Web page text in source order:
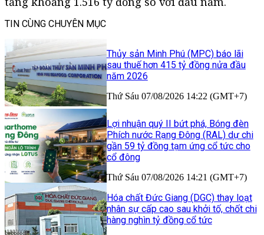
TIN CÙNG CHUYÊN MỤC
Thủy sản Minh Phú (MPC) báo lãi
sau thuế hơn 415 tỷ đồng nửa đầu
năm 2026
Thứ Sáu 07/08/2026 14:22 (GMT+7)
Lợi nhuận quý II bứt phá, Bóng đèn
Phích nước Rạng Đông (RAL) dự chi
gần 59 tỷ đồng tạm ứng cổ tức cho
cổ đông
Thứ Sáu 07/08/2026 14:21 (GMT+7)
Hóa chất Đức Giang (DGC) thay loạt
nhân sự cấp cao sau khởi tố, chốt chi
hàng nghìn tỷ đồng cổ tức